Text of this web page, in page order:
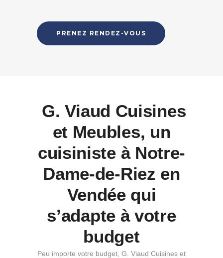
PRENEZ RENDEZ-VOUS
G. Viaud Cuisines
et Meubles, un
cuisiniste à Notre-
Dame-de-Riez en
Vendée qui
s’adapte à votre
budget
Peu importe votre budget, G. Viaud Cuisines et